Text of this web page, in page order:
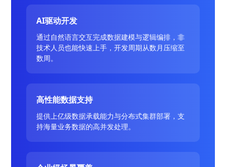
AI驱动开发
通过自然语言交互完成数据建模与逻辑编排，非
技术人员也能快速上手，开发周期从数月压缩至
数周。
高性能数据支持
提供上亿级数据承载能力与分布式集群部署，支
持海量业务数据的高并发处理。